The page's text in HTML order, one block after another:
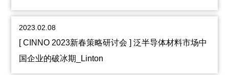
2023.02.08
[ CINNO 2023新春策略研讨会 ] 泛半导体材料市场中
国企业的破冰期_Linton